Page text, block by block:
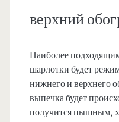
верхний
Наиболее
шарлотки будет
нижнего и верхнего
выпечка будет
получится пышным,